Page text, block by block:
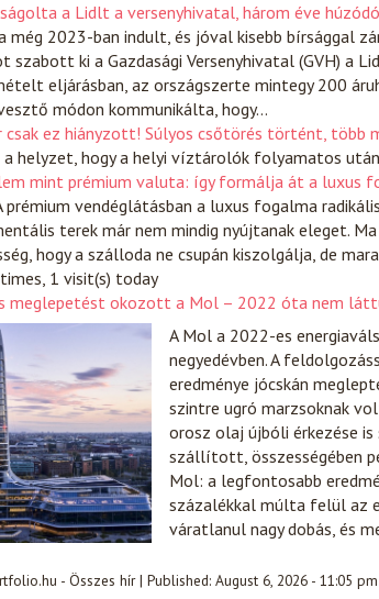
a Lidlt a versenyhivatal, három éve
még 2023-ban indult, és jóval kisebb
szabott ki a Gazdasági Versenyhivatal (GVH) a
eljárásban, az országszerte mintegy 200
módon kommunikálta, hogy…
csak ez hiányzott! Súlyos csőtörés történt, több
a helyzet, hogy a helyi víztárolók folyamatos
mint prémium valuta: így formálja át a luxus
prémium vendéglátásban a luxus fogalma
terek már nem mindig nyújtanak eleget.
hogy a szálloda ne csupán kiszolgálja, de
1 visit(s) today
meglepetést okozott a Mol – 2022 óta nem
A Mol a 2022-es
negyedévben. A
eredménye jócskán
szintre ugró marzsoknak
orosz olaj újbóli érkezése
szállított, összességében
Mol: a legfontosabb
százalékkal múlta felül az
váratlanul nagy dobás, és
- Összes hír| Published: August 6, 2026 - 11:05 pm